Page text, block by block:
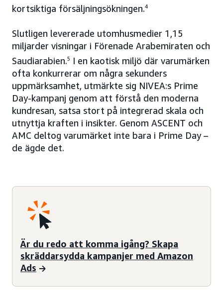
kortsiktiga försäljningsökningen.4
Slutligen levererade utomhusmedier 1,15
miljarder visningar i Förenade Arabemiraten och
Saudiarabien.5
I en kaotisk miljö där varumärken
ofta konkurrerar om några sekunders
uppmärksamhet, utmärkte sig NIVEA:s Prime
Day-kampanj genom att förstå den moderna
kundresan, satsa stort på integrerad skala och
utnyttja kraften i insikter. Genom ASCENT och
AMC deltog varumärket inte bara i Prime Day –
de ägde det.
Är du redo att komma igång? Skapa
skräddarsydda kampanjer med Amazon
Ads